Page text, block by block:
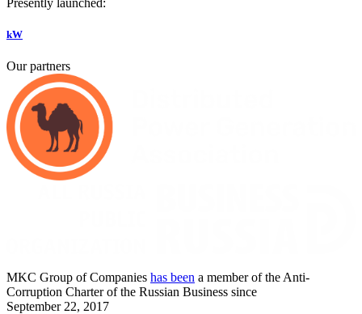
Presently launched:
kW
Our partners
MKC Group of Companies has been a member of the Anti-
Corruption Charter of the Russian Business since
September 22, 2017